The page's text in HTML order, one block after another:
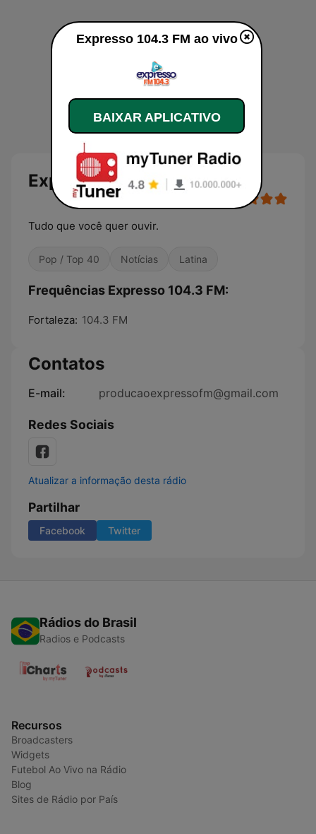
Expresso 104.3 FM
Tudo que você quer ouvir.
Pop / Top 40 Notícias Latina
Frequências Expresso 104.3 FM:
Fortaleza: 104.3 FM
Contatos
E-mail: producaoexpressofm@gmail.com
Redes Sociais
Atualizar a informação desta rádio
Partilhar
Facebook Twitter
Rádios do Brasil
Radios e Podcasts
Recursos
Broadcasters
Widgets
Futebol Ao Vivo na Rádio
Blog
Sites de Rádio por País
Expresso 104.3 FM ao vivo
BAIXAR APLICATIVO